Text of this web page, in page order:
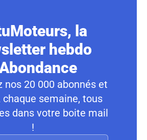
la
hebdo
nos 20 000 abonnés et
chaque semaine, tous
dans votre boite mail
!